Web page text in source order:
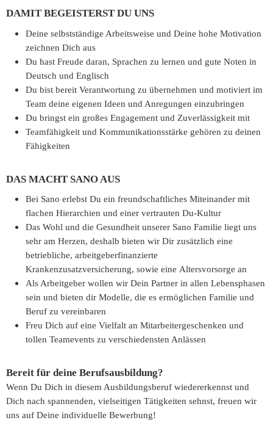
DAMIT BEGEISTERST DU UNS
Deine selbstständige Arbeitsweise und Deine hohe Motivation
zeichnen Dich aus
Du hast Freude daran, Sprachen zu lernen und gute Noten in
Deutsch und Englisch
Du bist bereit Verantwortung zu übernehmen und motiviert im
Team deine eigenen Ideen und Anregungen einzubringen
Du bringst ein großes Engagement und Zuverlässigkeit mit
Teamfähigkeit und Kommunikationsstärke gehören zu deinen
Fähigkeiten
DAS MACHT SANO AUS
Bei Sano erlebst Du ein freundschaftliches Miteinander mit
flachen Hierarchien und einer vertrauten Du-Kultur
Das Wohl und die Gesundheit unserer Sano Familie liegt uns
sehr am Herzen, deshalb bieten wir Dir zusätzlich eine
betriebliche, arbeitgeberfinanzierte
Krankenzusatzversicherung, sowie eine Altersvorsorge an
Als Arbeitgeber wollen wir Dein Partner in allen Lebensphasen
sein und bieten dir Modelle, die es ermöglichen Familie und
Beruf zu vereinbaren
Freu Dich auf eine Vielfalt an Mitarbeitergeschenken und
tollen Teamevents zu verschiedensten Anlässen
Bereit für deine Berufsausbildung?
Wenn Du Dich in diesem Ausbildungsberuf wiedererkennst und
Dich nach spannenden, vielseitigen Tätigkeiten sehnst, freuen wir
uns auf Deine individuelle Bewerbung!